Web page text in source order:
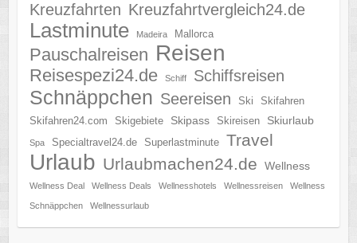
Kreuzfahrten Kreuzfahrtvergleich24.de
Lastminute Madeira Mallorca
Pauschalreisen Reisen
Reisespezi24.de Schiff Schiffsreisen
Schnäppchen Seereisen Ski
Skifahren
Skifahren24.com
Skigebiete Skipass Skireisen Skiurlaub
Spa Specialtravel24.de Superlastminute Travel
Urlaub Urlaubmachen24.de Wellness
Wellness Deal Wellness Deals Wellnesshotels Wellnessreisen Wellness
Schnäppchen Wellnessurlaub